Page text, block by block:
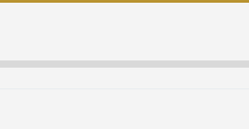
openclaw.jsonからコアモデル管理まで